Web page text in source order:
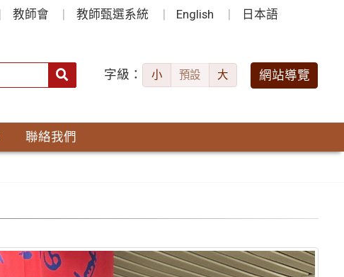
教師會 教師甄選系統 English 日本語
字級： 小 預設 大 網站導覽
聯絡我們